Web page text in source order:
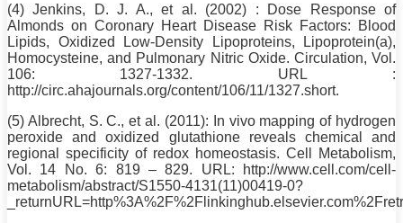
(4) Jenkins, D. J. A., et al. (2002) : Dose Response of
Almonds on Coronary Heart Disease Risk Factors: Blood
Lipids, Oxidized Low-Density Lipoproteins, Lipoprotein(a),
Homocysteine, and Pulmonary Nitric Oxide. Circulation, Vol.
106: 1327-1332. URL :
http://circ.ahajournals.org/content/106/11/1327.short.
(5) Albrecht, S. C., et al. (2011): In vivo mapping of hydrogen
peroxide and oxidized glutathione reveals chemical and
regional specificity of redox homeostasis. Cell Metabolism,
Vol. 14
No. 6: 819 – 829. URL: http://www.cell.com/cell-
metabolism/abstract/S1550-4131(11)00419-0?